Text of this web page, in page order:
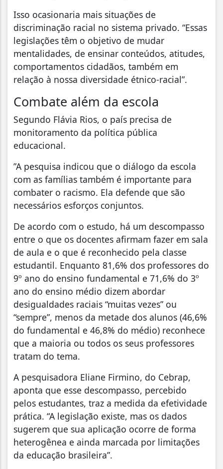
Isso ocasionaria mais situações de
discriminação racial no sistema privado. “Essas
legislações têm o objetivo de mudar
mentalidades, de ensinar conteúdos, atitudes,
comportamentos cidadãos, também em
relação à nossa diversidade étnico-racial”.
Combate além da escola
Segundo Flávia Rios, o país precisa de
monitoramento da política pública
educacional.
”A pesquisa indicou que o diálogo da escola
com as famílias também é importante para
combater o racismo. Ela defende que são
necessários esforços conjuntos.
De acordo com o estudo, há um descompasso
entre o que os docentes afirmam fazer em sala
de aula e o que é reconhecido pela classe
estudantil. Enquanto 81,6% dos professores do
9º ano do ensino fundamental e 71,6% do 3º
ano do ensino médio dizem abordar
desigualdades raciais “muitas vezes” ou
“sempre”, menos da metade dos alunos (46,6%
do fundamental e 46,8% do médio) reconhece
que a maioria ou todos os seus professores
tratam do tema.
A pesquisadora Eliane Firmino, do Cebrap,
aponta que esse descompasso, percebido
pelos estudantes, traz a medida da efetividade
prática. “A legislação existe, mas os dados
sugerem que sua aplicação ocorre de forma
heterogênea e ainda marcada por limitações
da educação brasileira”.